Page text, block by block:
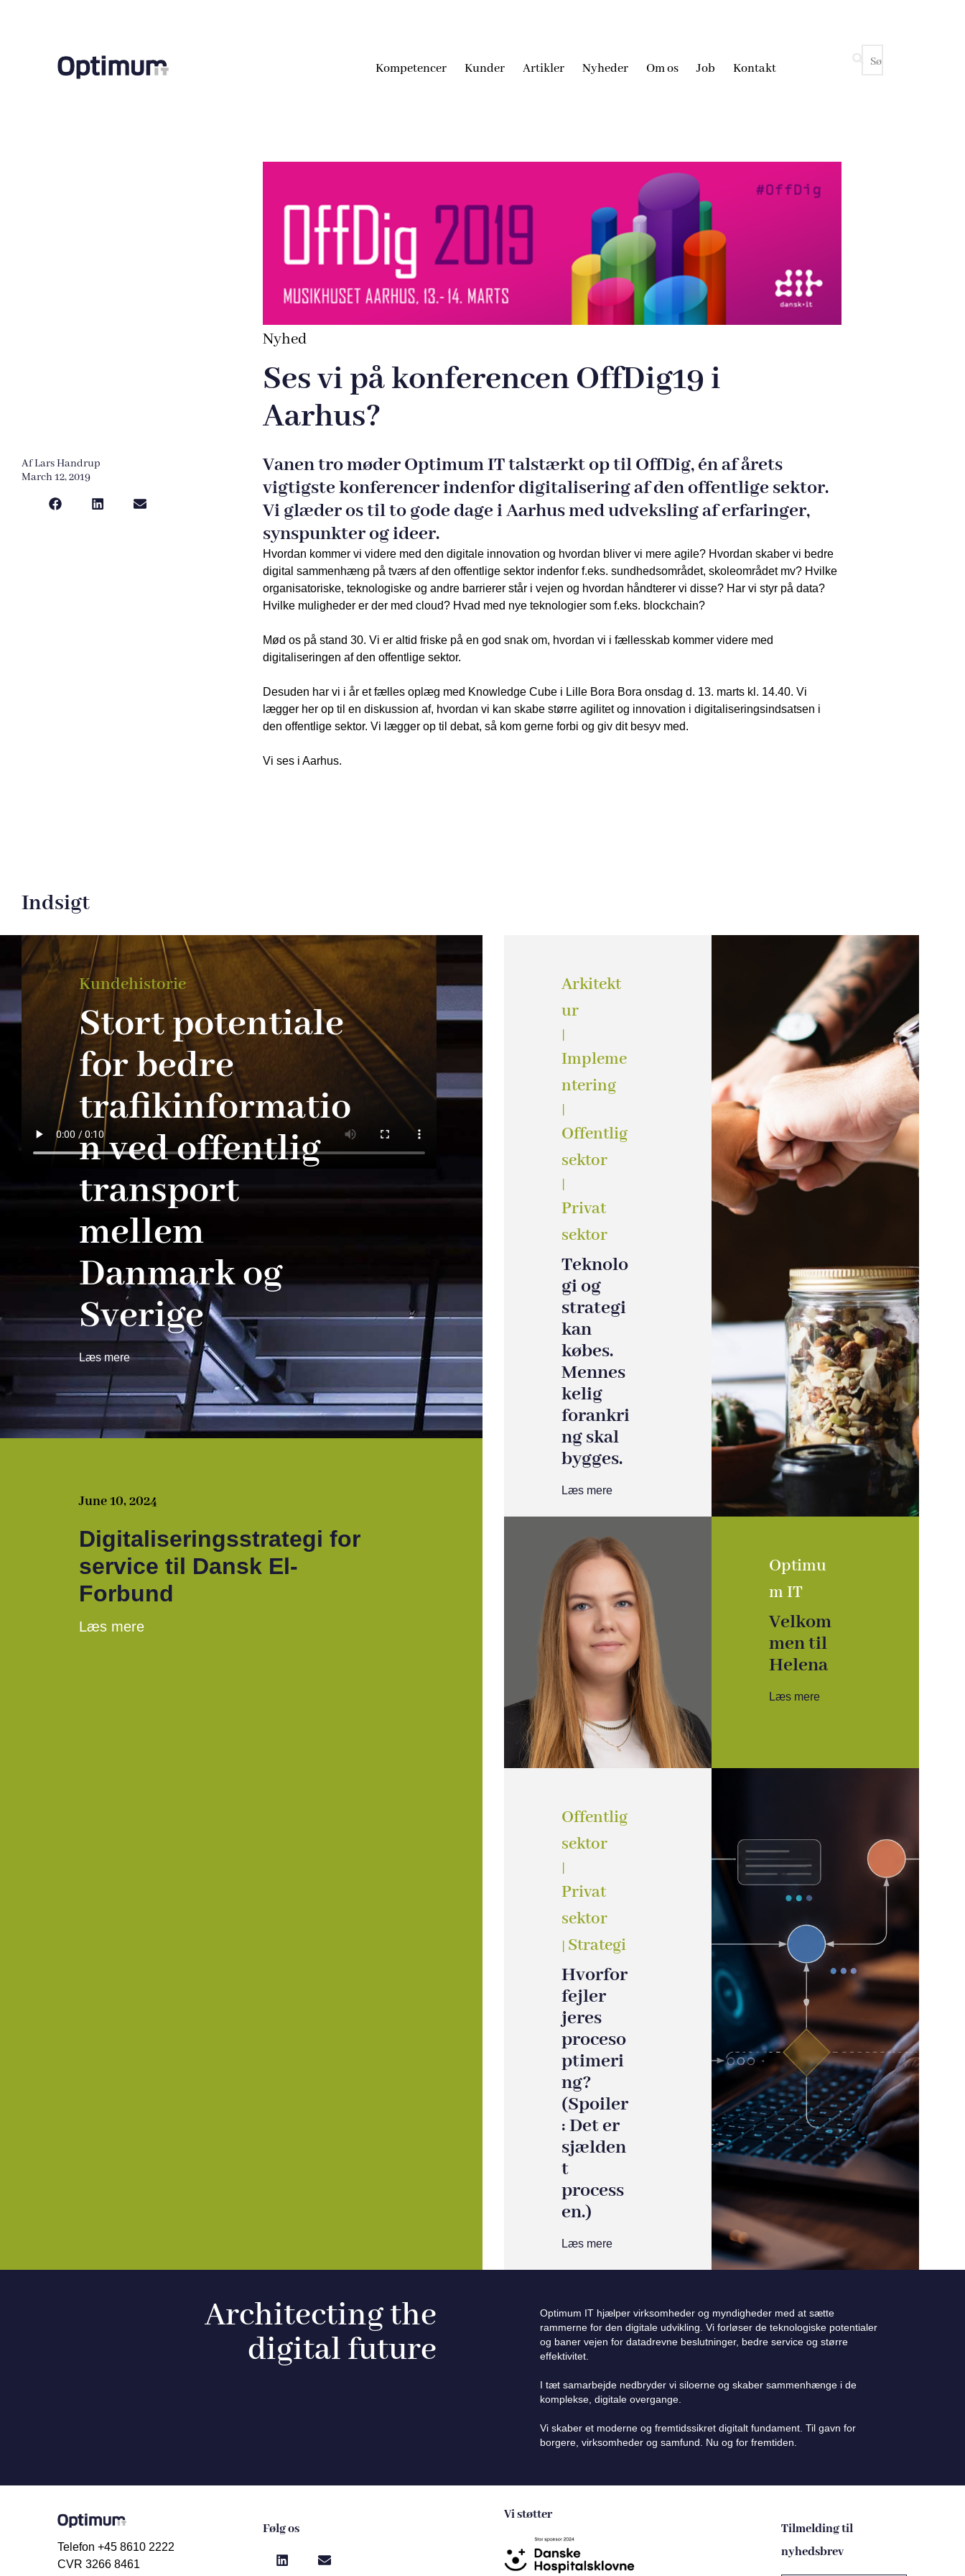
Kompetencer Kunder Artikler Nyheder Om os Job Kontakt
Nyhed
Ses vi på konferencen OffDig19 i
Aarhus?
AfLars Handrup
March 12, 2019
Vanen tro møder Optimum IT talstærkt op til OffDig, én af årets
vigtigste konferencer indenfor digitalisering af den offentlige sektor.
Vi glæder os til to gode dage i Aarhus med udveksling af erfaringer,
synspunkter og ideer.
Hvordan kommer vi videre med den digitale innovation og hvordan bliver vi mere agile? Hvordan skaber vi bedre
digital sammenhæng på tværs af den offentlige sektor indenfor f.eks. sundhedsområdet, skoleområdet mv? Hvilke
organisatoriske, teknologiske og andre barrierer står i vejen og hvordan håndterer vi disse? Har vi styr på data?
Hvilke muligheder er der med cloud? Hvad med nye teknologier som f.eks. blockchain?
Mød os på stand 30. Vi er altid friske på en god snak om, hvordan vi i fællesskab kommer videre med
digitaliseringen af den offentlige sektor.
Desuden har vi i år et fælles oplæg med Knowledge Cube i Lille Bora Bora onsdag d. 13. marts kl. 14.40. Vi
lægger her op til en diskussion af, hvordan vi kan skabe større agilitet og innovation i digitaliseringsindsatsen i
den offentlige sektor. Vi lægger op til debat, så kom gerne forbi og giv dit besyv med.
Vi ses i Aarhus.
Indsigt
June 10, 2024
Digitaliseringsstrategi for
service til Dansk El-
Forbund
Læs mere
Kundehistorie
Stort potentiale
for bedre
trafikinformatio
n ved offentlig
transport
mellem
Danmark og
Sverige
Læs mere
Arkitekt
ur
|
Impleme
ntering
|
Offentlig
sektor
|
Privat
sektor
Teknolo
gi og
strategi
kan
købes.
Mennes
kelig
forankri
ng skal
bygges.
Læs mere
Optimu
m IT
Velkom
men til
Helena
Læs mere
Offentlig
sektor
|
Privat
sektor
| Strategi
Hvorfor
fejler
jeres
proceso
ptimeri
ng?
(Spoiler
: Det er
sjælden
t
process
en.)
Læs mere
Architecting the
digital future
Optimum IT hjælper virksomheder og myndigheder med at sætte
rammerne for den digitale udvikling. Vi forløser de teknologiske potentialer
og baner vejen for datadrevne beslutninger, bedre service og større
effektivitet.
I tæt samarbejde nedbryder vi siloerne og skaber sammenhænge i de
komplekse, digitale overgange.
Vi skaber et moderne og fremtidssikret digitalt fundament. Til gavn for
borgere, virksomheder og samfund. Nu og for fremtiden.
Telefon +45 8610 2222
CVR 3266 8461
Følg os
Vi støtter
Tilmelding til
nyhedsbrev